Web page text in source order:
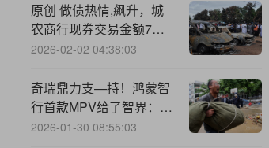
原创 做债热情,飙升，城
农商行现券交易金额7月
创新高！
2026-02-02 04:38:03
奇瑞鼎力支—持！鸿蒙智
行首款MPV给了智界：实
车谍照曝光
2026-01-30 08:55:03